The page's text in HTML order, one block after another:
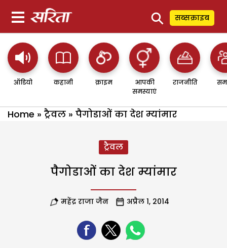
⚲ सब्सक्राइब
ऑडियो कहानी क्राइम
आपकी
समस्याएं
राजनीति
Home » ट्रैवल » पैगोडाओं का देश म्यांमार
ट्रैवल
पैगोडाओं का देश म्यांमार
महेंद्र राजा जैन अप्रैल 1, 2014